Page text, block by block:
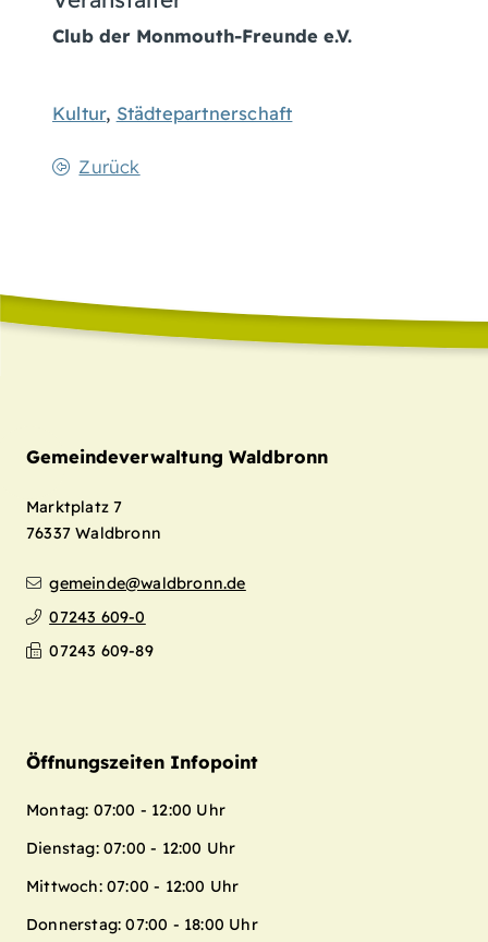
Club der Monmouth-Freunde e.V.
Kultur, Städtepartnerschaft
Zurück
Gemeindeverwaltung Waldbronn
Marktplatz 7
76337 Waldbronn
gemeinde@waldbronn.de
07243 609-0
07243 609-89
Öffnungszeiten Infopoint
Montag: 07:00 - 12:00 Uhr
Dienstag: 07:00 - 12:00 Uhr
Mittwoch: 07:00 - 12:00 Uhr
Donnerstag: 07:00 - 18:00 Uhr